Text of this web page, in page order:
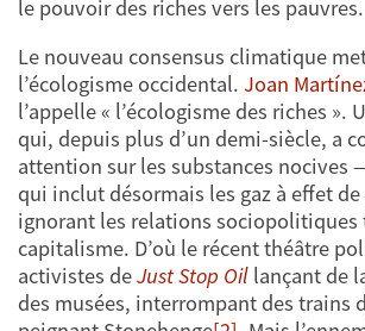
le pouvoir des riches vers les pauvres.
Le nouveau consensus climatique
l’écologisme occidental. Joan
l’appelle « l’écologisme des riches ».
qui, depuis plus d’un demi-siècle, a
attention sur les substances nocives
qui inclut désormais les gaz à effet
ignorant les relations sociopolitiques
capitalisme. D’où le récent théâtre
activistes deJust Stop Oil lançant de
des musées, interrompant des trains